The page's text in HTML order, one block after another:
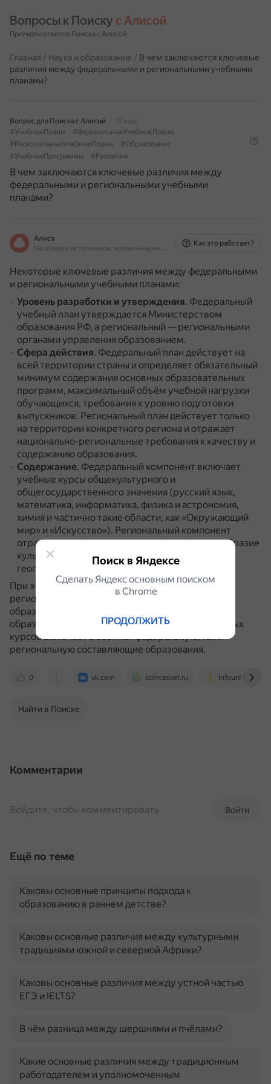
Вопросы к Поиску с Алисой
Примеры ответов Поиска с Алисой
Главная / Наука и образование / В чем заключаются ключевые
различия между федеральными и региональными учебными
планами?
Вопрос для Поиска с Алисой
15 мая
#УчебныеПланы
#ФедеральныеУчебныеПланы
#РегиональныеУчебныеПланы
#Образование
#УчебныеПрограммы
#Различия
В чем заключаются ключевые различия между
федеральными и региональными учебными
планами?
Алиса
На основе источников, возможны неточности
Как это работает?
Некоторые ключевые различия между федеральными
и региональными учебными планами:
Уровень разработки и утверждения. Федеральный
учебный план утверждается Министерством
образования РФ, а региональный — региональными
органами управления образованием.
Сфера действия. Федеральный план действует на
всей территории страны и определяет обязательный
минимум содержания основных образовательных
программ, максимальный объём учебной нагрузки
обучающихся, требования к уровню подготовки
выпускников. Региональный план действует только
на территории конкретного региона и отражает
национально-региональные требования к качеству и
содержанию образования.
Содержание. Федеральный компонент включает
учебные курсы общекультурного и
общегосударственного значения (русский язык,
математика, информатика, физика и астрономия,
химия и частично такие области, как «Окружающий
мир» и «Искусство»). Региональный компонент
отражает национальное и региональное своеобразие
культуры (родной язык и литература, история,
география региона).
При этом граница между федеральным и
региональным компонентами содержания
образования проходит, как правило, внутри
образовательных областей.Большая часть учебных
курсов включает в себя как федеральную, так и
региональную составляющие образования.
0 vk.com solncesvet.ru infourok.ru
Найти в Поиске
Комментарии
Войти
Войдите, чтобы комментировать
Ещё по теме
Каковы основные принципы подхода к
образованию в раннем детстве?
Каковы основные различия между культурными
традициями южной и северной Африки?
Каковы основные различия между устной частью
ЕГЭ и IELTS?
В чём разница между шершнями и пчёлами?
Какие основные различия между традиционным
работодателем и уполномоченным
Поиск в Яндексе
Сделать Яндекс основным поиском
в Сhrome
ПРОДОЛЖИТЬ